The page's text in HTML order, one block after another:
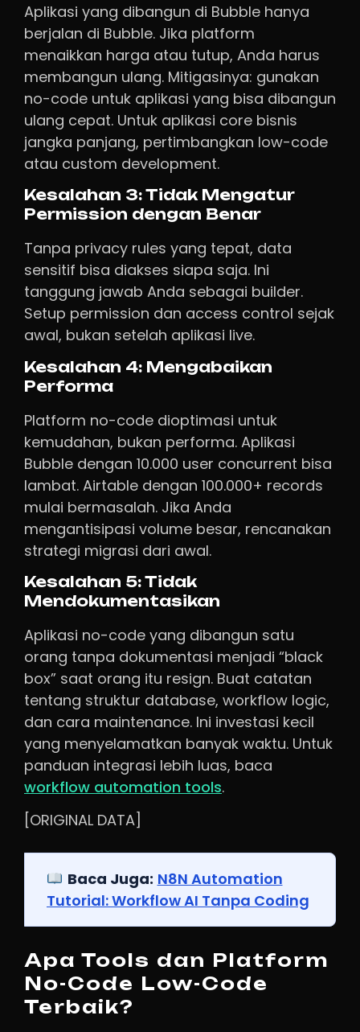
Aplikasi yang dibangun di Bubble hanya
berjalan di Bubble. Jika platform
menaikkan harga atau tutup, Anda harus
membangun ulang. Mitigasinya: gunakan
no-code untuk aplikasi yang bisa dibangun
ulang cepat. Untuk aplikasi core bisnis
jangka panjang, pertimbangkan low-code
atau custom development.
Kesalahan 3: Tidak Mengatur
Permission dengan Benar
Tanpa privacy rules yang tepat, data
sensitif bisa diakses siapa saja. Ini
tanggung jawab Anda sebagai builder.
Setup permission dan access control sejak
awal, bukan setelah aplikasi live.
Kesalahan 4: Mengabaikan
Performa
Platform no-code dioptimasi untuk
kemudahan, bukan performa. Aplikasi
Bubble dengan 10.000 user concurrent bisa
lambat. Airtable dengan 100.000+ records
mulai bermasalah. Jika Anda
mengantisipasi volume besar, rencanakan
strategi migrasi dari awal.
Kesalahan 5: Tidak
Mendokumentasikan
Aplikasi no-code yang dibangun satu
orang tanpa dokumentasi menjadi “black
box” saat orang itu resign. Buat catatan
tentang struktur database, workflow logic,
dan cara maintenance. Ini investasi kecil
yang menyelamatkan banyak waktu. Untuk
panduan integrasi lebih luas, baca
workflow automation tools.
[ORIGINAL DATA]
Baca Juga: N8N Automation
Tutorial: Workflow AI Tanpa Coding
Apa Tools dan Platform
No-Code Low-Code
Terbaik?